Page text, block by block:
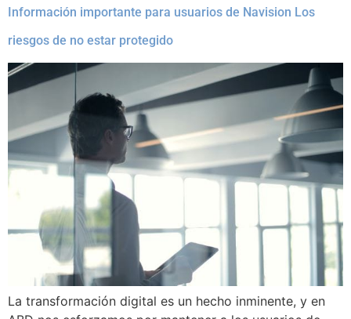
Información importante para usuarios de Navision Los
riesgos de no estar protegido
La transformación digital es un hecho inminente, y en